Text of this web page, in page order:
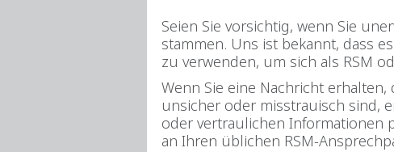
Seien Sie vorsichtig, wenn Sie
stammen. Uns ist bekannt, dass
zu verwenden, um sich als RSM
Wenn Sie eine Nachricht
unsicher oder misstrauisch sind,
oder vertraulichen Informationen
an Ihren üblichen RSM-